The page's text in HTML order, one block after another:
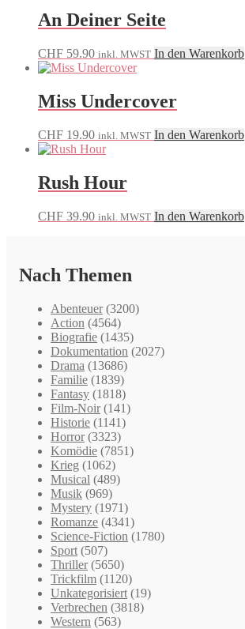
An Deiner Seite
CHF 59.90 inkl. MWST In den Warenkorb
Miss Undercover
CHF 19.90 inkl. MWST In den Warenkorb
Rush Hour
CHF 39.90 inkl. MWST In den Warenkorb
Nach Themen
Abenteuer (3200)
Action (4564)
Biografie (1435)
Dokumentation (2027)
Drama (13686)
Familie (1839)
Fantasy (1818)
Film-Noir (141)
Historie (1141)
Horror (3323)
Komödie (7851)
Krieg (1062)
Musical (489)
Musik (969)
Mystery (1971)
Romanze (4341)
Science-Fiction (1780)
Sport (507)
Thriller (5650)
Trickfilm (1120)
Unkategorisiert (19)
Verbrechen (3818)
Western (563)